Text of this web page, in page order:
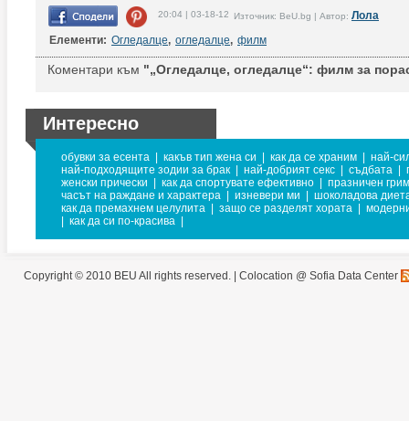
20:04 | 03-18-12 Източник: BeU.bg | Автор: Лола
Елементи: Огледалце, огледалце, филм
Коментари към "„Огледалце, огледалце“: филм за
Интересно
обувки за есента какъв тип жена си как да се храним
най-
най-подходящите зодии за брак
най-добрият секс съдбата
женски прически
как да спортувате ефективно
празничен грим
часът на раждане и характера
изневери ми
шоколадова
как да премахнем целулита
защо се разделят хората
как да си по-красива
Copyright © 2010 BEU All rights reserved. | Colocation @ Sofia Data Center